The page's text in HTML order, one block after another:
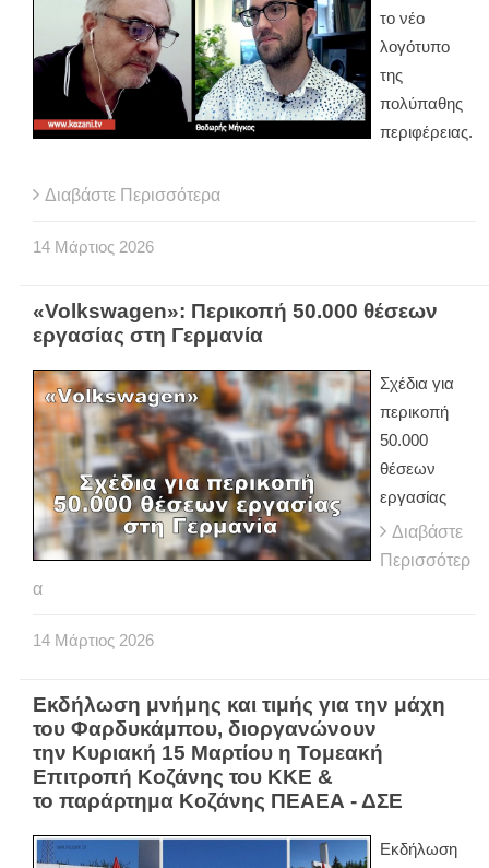
το νέο
λογότυπο
της
πολύπαθης
περιφέρειας.
Διαβάστε Περισσότερα
14 Μάρτιος 2026
«Volkswagen»: Περικοπή 50.000 θέσεων
εργασίας στη Γερμανία
Σχέδια για
περικοπή
50.000
θέσεων
εργασίας
Διαβάστε
Περισσότερ
α
14 Μάρτιος 2026
Εκδήλωση μνήμης και τιμής για την μάχη
του Φαρδυκάμπου, διοργανώνουν
την Κυριακή 15 Μαρτίου η Τομεακή
Επιτροπή Κοζάνης του ΚΚΕ &
το παράρτημα Κοζάνης ΠΕΑΕΑ - ΔΣΕ
Εκδήλωση